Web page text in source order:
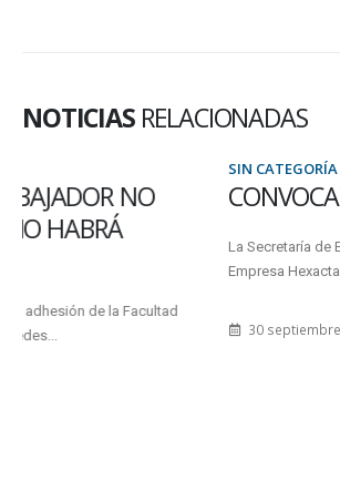
NOTICIAS RELACIONADAS
CONVOCATORIA A
La Secretaría de Extensión convoca a una
Empresa Hexacta para e studiantes de 3ro, 4to o
30 septiembre, 2013